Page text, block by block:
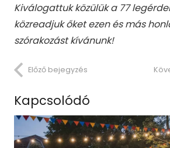
Kiválogattuk közülük a 77
közreadjuk őket ezen és más
szórakozást kívánunk!
Előző bejegyzés
Kapcsolódó